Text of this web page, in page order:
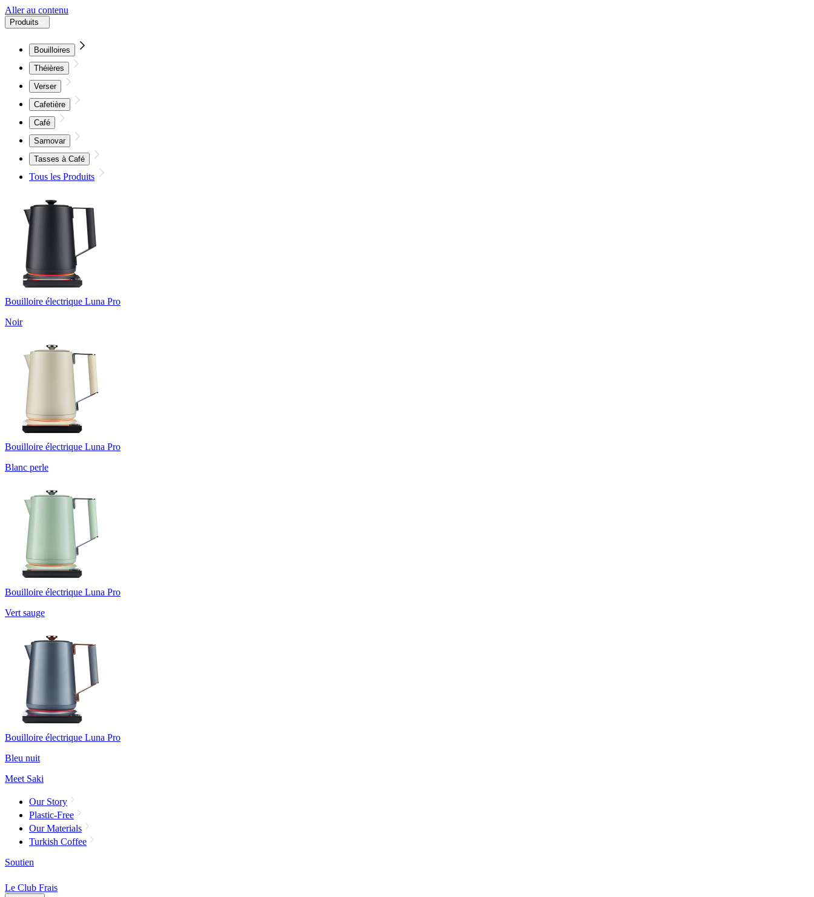
Aller au contenu
Produits
Bouilloires
Théières
Verser
Cafetière
Café
Samovar
Tasses à Café
Tous les Produits
Bouilloire électrique Luna Pro
Noir
Bouilloire électrique Luna Pro
Blanc perle
Bouilloire électrique Luna Pro
Vert sauge
Bouilloire électrique Luna Pro
Bleu nuit
Meet Saki
Our Story
Plastic-Free
Our Materials
Turkish Coffee
Soutien
Le Club Frais